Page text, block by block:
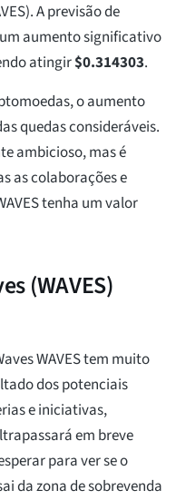
A previsão de
um aumento significativo
atingir$0.314303.
o aumento
quedas consideráveis.
ambicioso, mas é
as colaborações e
tenha um valor
(WAVES)
WAVES tem muito
dos potenciais
e iniciativas,
em breve
para ver se o
da zona de sobrevenda